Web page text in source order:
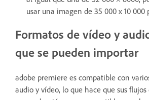
usar una imagen de 35 000 x 10 000
Formatos de vídeo y
que se pueden importar
adobe premiere es compatible con
audio y vídeo, lo que hace que sus